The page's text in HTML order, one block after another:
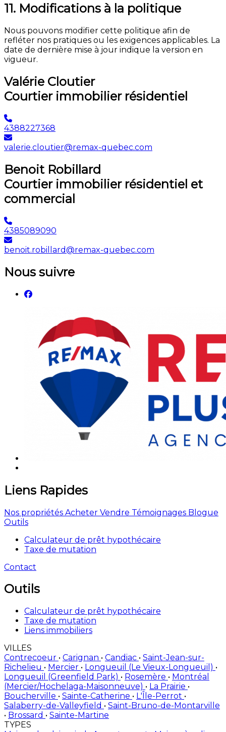
11. Modifications à la politique
Nous pouvons modifier cette politique afin de
refléter nos pratiques ou les exigences applicables. La
date de dernière mise à jour indique la version en
vigueur.
Valérie Cloutier
Courtier immobilier résidentiel
4388227368
valerie.cloutier@remax-quebec.com
Benoit Robillard
Courtier immobilier résidentiel et
commercial
4385089090
benoit.robillard@remax-quebec.com
Nous suivre
Liens Rapides
Nos propriétés Acheter Vendre Témoignages Blogue
Outils
Calculateur de prêt hypothécaire
Taxe de mutation
Contact
Outils
Calculateur de prêt hypothécaire
Taxe de mutation
Liens immobiliers
VILLES
Contrecoeur • Carignan • Candiac • Saint-Jean-sur-
Richelieu • Mercier • Longueuil (Le Vieux-Longueuil) •
Longueuil (Greenfield Park) • Rosemère • Montréal
(Mercier/Hochelaga-Maisonneuve) • La Prairie •
Boucherville • Sainte-Catherine • L'Île-Perrot •
Salaberry-de-Valleyfield • Saint-Bruno-de-Montarville
• Brossard • Sainte-Martine
TYPES